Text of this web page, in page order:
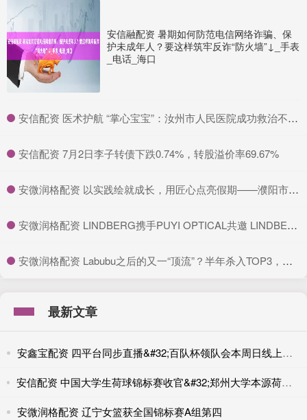
安信融配资 暑期如何防范电信网络诈骗、保
护未成年人？要这样筑牢反诈“防火墙”↓_手表
_电话_海口
​安信配资 医术护航 “掌心宝宝”：汝州市人民医院成功救治不到 2 斤超早产儿_新生儿科_体重_治疗
​安信配资 7月2日李子转债下跌0.74%，转股溢价率69.67%
​安微润格配资 以实践绘就成长，用匠心点亮假期——濮阳市昆吾小学举行特色暑假作业展评活动
​安微润格配资 LINDBERG携手PUYI OPTICAL共邀 LINDBERG品牌全球代言人易烊千玺亮相长沙_眼镜_设计的_丹麦
​安微润格配资 Labubu之后的又一“顶流”？半年杀入TOP3，单品热销10万件
最新文章
安鑫宝配资 四平台同步直播&#32;百队杯领队会本周日线上召开
安信配资 中国大学生荷球锦标赛收官&#32;郑州大学本源荷球队全胜战绩成功卫冕
安微润格配资 辽宁女篮获全国锦标赛A组第四